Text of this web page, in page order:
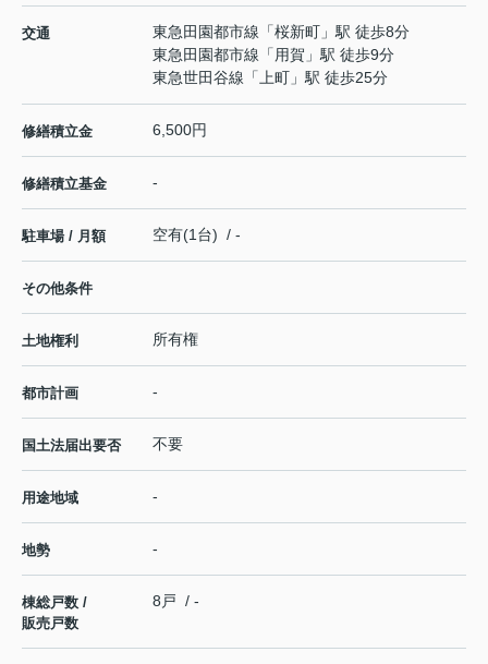
交通 東急田園都市線 「桜新町 」駅 徒歩8分
東急田園都市線 「 用賀 」駅 徒歩9分
東急世田谷線 「 上町 」駅 徒歩25分
修繕積立金 6,500円
修繕積立基金 -
駐車場 / 月額 空有(1台) / -
その他条件
土地権利 所有権
都市計画 -
国土法届出要否 不要
用途地域 -
地勢 -
棟総戸数 /
販売戸数
8戸 / -